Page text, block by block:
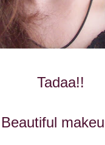
Tadaa!!
Beautiful